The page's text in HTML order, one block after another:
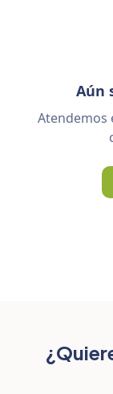
Aún
Atendemos